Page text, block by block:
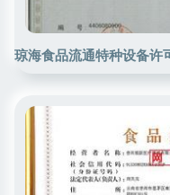
琼海食品流通特种设备许